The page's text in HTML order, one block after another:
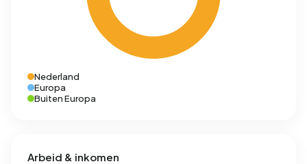
Nederland
Europa
Buiten Europa
Arbeid & inkomen